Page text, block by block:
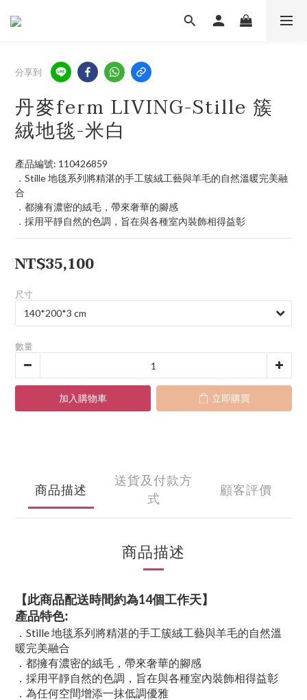
分享到
丹麥ferm LIVING-Stille 簇
絨地毯-米白
產品編號: 110426859
．Stille 地毯系列將精湛的手工簇絨工藝與羊毛的自然溫暖完美融
合
．都擁有濃密的絨毛，帶來奢華的腳感
．採用平靜自然的色調，旨在與各種室內裝飾相得益彰
NT$35,100
尺寸
數量
加入購物車 立即購買
商品描述
送貨及付款方
式
顧客評價
商品描述
【此商品配送時間約為14個工作天】
產品特色:
．Stille 地毯系列將精湛的手工簇絨工藝與羊毛的自然溫
暖完美融合
．都擁有濃密的絨毛，帶來奢華的腳感
．採用平靜自然的色調，旨在與各種室內裝飾相得益彰
．為任何空間增添一抹低調優雅